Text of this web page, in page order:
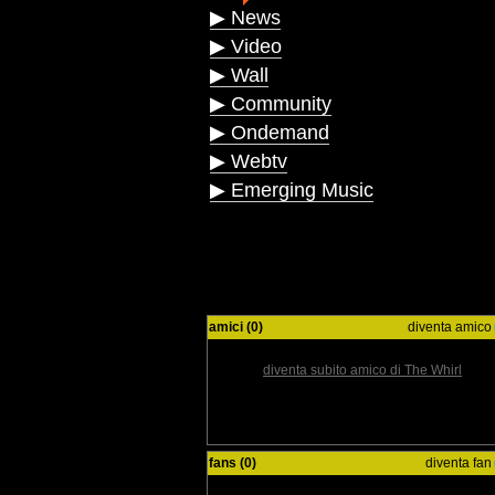
▶ News
▶ Video
▶ Wall
▶ Community
▶ Ondemand
▶ Webtv
▶ Emerging Music
amici (0) diventa amico
diventa subito amico di The Whirl
fans (0) diventa fan